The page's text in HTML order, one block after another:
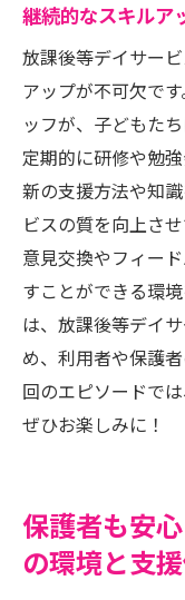
継続的なスキルア
放課後等デイサー
アップが不可欠で
ッフが、子どもた
定期的に研修や勉
新の支援方法や知
ビスの質を向上さ
意見交換やフィー
すことができる環
は、放課後等デイ
め、利用者や保護
回のエピソードで
ぜひお楽しみに！
保護者も安
の環境と支